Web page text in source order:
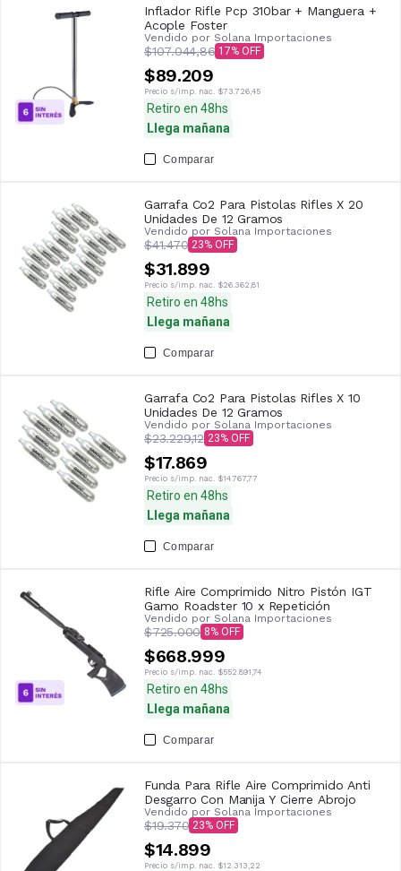
Inflador Rifle Pcp 310bar + Manguera +
Acople Foster
Vendido por Solana Importaciones
$107.044,86 17
$89.209
Precio s/imp. nac. $73.726,45
Retiro en 48hs
Llega mañana
Comparar
Garrafa Co2 Para Pistolas Rifles X 20
Unidades De 12 Gramos
Vendido por Solana Importaciones
$41.470 23
$31.899
Precio s/imp. nac. $26.362,81
Retiro en 48hs
Llega mañana
Comparar
Garrafa Co2 Para Pistolas Rifles X 10
Unidades De 12 Gramos
Vendido por Solana Importaciones
$23.229,12 23
$17.869
Precio s/imp. nac. $14.767,77
Retiro en 48hs
Llega mañana
Comparar
Rifle Aire Comprimido Nitro Pistón IGT
Gamo Roadster 10 x Repetición
Vendido por Solana Importaciones
$725.000 8
$668.999
Precio s/imp. nac. $552.891,74
Retiro en 48hs
Llega mañana
Comparar
Funda Para Rifle Aire Comprimido Anti
Desgarro Con Manija Y Cierre Abrojo
Vendido por Solana Importaciones
$19.370 23
$14.899
Precio s/imp. nac. $12.313,22